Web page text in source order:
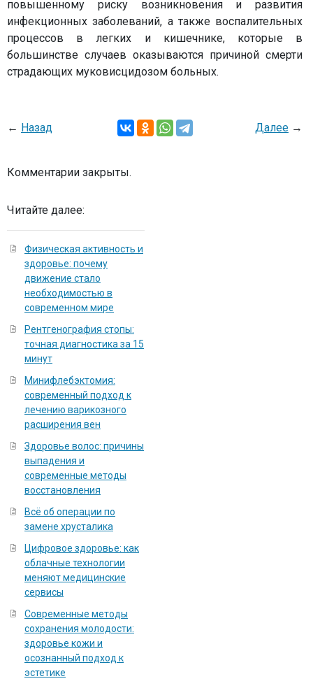
повышенному риску возникновения и развития
инфекционных заболеваний, а также воспалительных
процессов в легких и кишечнике, которые в
большинстве случаев оказываются причиной смерти
страдающих муковисцидозом больных.
← Назад Далее →
Комментарии закрыты.
Читайте далее:
Физическая активность и
здоровье: почему
движение стало
необходимостью в
современном мире
Рентгенография стопы:
точная диагностика за 15
минут
Минифлебэктомия:
современный подход к
лечению варикозного
расширения вен
Здоровье волос: причины
выпадения и
современные методы
восстановления
Всё об операции по
замене хрусталика
Цифровое здоровье: как
облачные технологии
меняют медицинские
сервисы
Современные методы
сохранения молодости:
здоровье кожи и
осознанный подход к
эстетике